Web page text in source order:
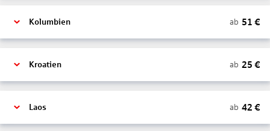
Kolumbien ab 51 €
Kroatien ab 25 €
Laos ab 42 €